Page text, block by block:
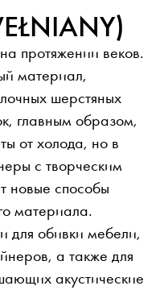
протяжении веков.
материал,
шерстяных
главным образом,
от холода, но в
с творческим
новые способы
материала.
для обивки мебели,
а также для
акустические